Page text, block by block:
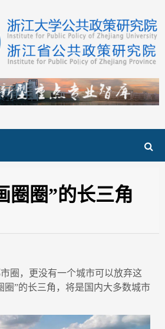
圈圈”的长三角
圈，更没有一个城市可以放弃这
圈”的长三角，将是国内大多数城市